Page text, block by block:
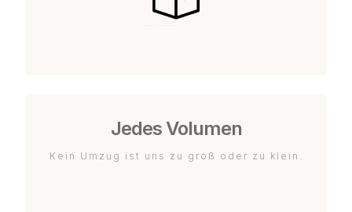
Jedes Volumen
Kein Umzug ist uns zu groß oder zu klein.